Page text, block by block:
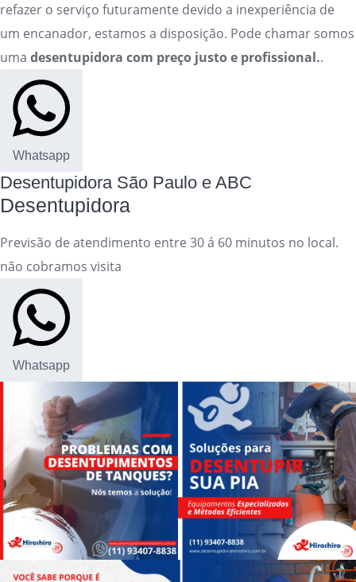
refazer o serviço futuramente devido a inexperiência de
um encanador, estamos a disposição. Pode chamar somos
uma desentupidora com preço justo e profissional..
Whatsapp
Desentupidora São Paulo e ABC
Desentupidora
Previsão de atendimento entre 30 á 60 minutos no local.
não cobramos visita
Whatsapp